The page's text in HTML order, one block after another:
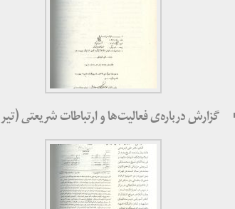
گزارش درباره‌ی فعالیت‌ها و ارتباطات شریعتی (تیر ۱۳۴۶)